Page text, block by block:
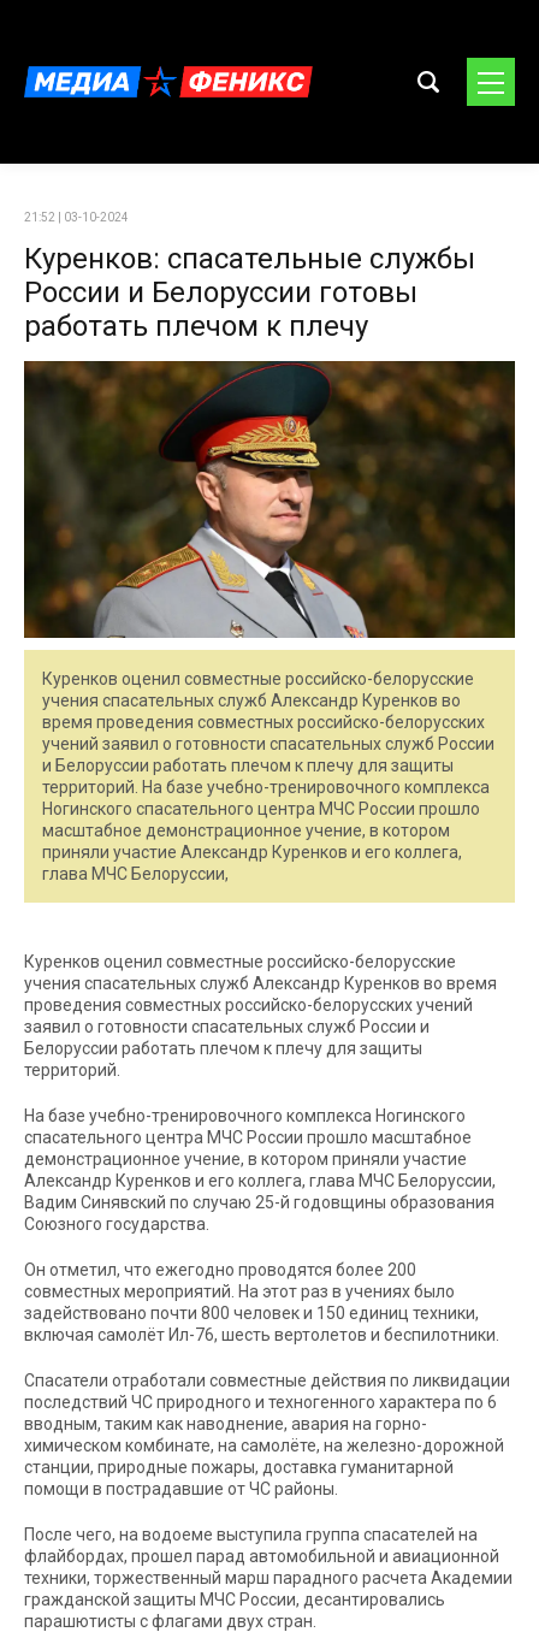
21:52 | 03-10-2024
Куренков: спасательные службы
России и Белоруссии готовы
работать плечом к плечу
Куренков оценил совместные российско-белорусские
учения спасательных служб Александр Куренков во
время проведения совместных российско-белорусских
учений заявил о готовности спасательных служб России
и Белоруссии работать плечом к плечу для защиты
территорий. На базе учебно-тренировочного комплекса
Ногинского спасательного центра МЧС России прошло
масштабное демонстрационное учение, в котором
приняли участие Александр Куренков и его коллега,
глава МЧС Белоруссии,
Куренков оценил совместные российско-белорусские
учения спасательных служб Александр Куренков во время
проведения совместных российско-белорусских учений
заявил о готовности спасательных служб России и
Белоруссии работать плечом к плечу для защиты
территорий.
На базе учебно-тренировочного комплекса Ногинского
спасательного центра МЧС России прошло масштабное
демонстрационное учение, в котором приняли участие
Александр Куренков и его коллега, глава МЧС Белоруссии,
Вадим Синявский по случаю 25-й годовщины образования
Союзного государства.
Он отметил, что ежегодно проводятся более 200
совместных мероприятий. На этот раз в учениях было
задействовано почти 800 человек и 150 единиц техники,
включая самолёт Ил-76, шесть вертолетов и беспилотники.
Спасатели отработали совместные действия по ликвидации
последствий ЧС природного и техногенного характера по 6
вводным, таким как наводнение, авария на горно-
химическом комбинате, на самолёте, на железно-дорожной
станции, природные пожары, доставка гуманитарной
помощи в пострадавшие от ЧС районы.
После чего, на водоеме выступила группа спасателей на
флайбордах, прошел парад автомобильной и авиационной
техники, торжественный марш парадного расчета Академии
гражданской защиты МЧС России, десантировались
парашютисты с флагами двух стран.